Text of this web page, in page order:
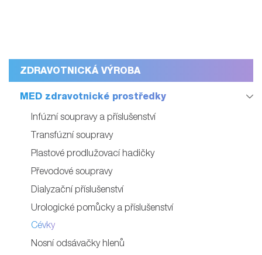
ZDRAVOTNICKÁ VÝROBA
MED zdravotnické prostředky
Infúzní soupravy a příslušenství
Transfúzní soupravy
Plastové prodlužovací hadičky
Převodové soupravy
Dialyzační příslušenství
Urologické pomůcky a příslušenství
Cévky
Nosní odsávačky hlenů